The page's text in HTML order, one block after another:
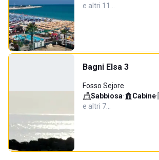
e altri 11…
Bagni Elsa 3
Fosso Sejore
Sabbiosa· Cabine·
e altri 7…